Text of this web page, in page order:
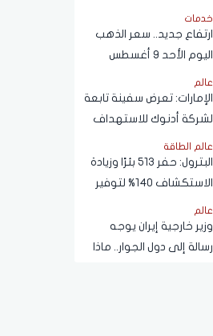
الأسود
خدمات
ارتفاع جديد.. سعر الذهب
اليوم الأحد 9 أغسطس
عالم
الإمارات: تعرض سفينة تابعة
لشركة أدنوك للاستهداف
هرمز اليوم
عالم الطاقة
البترول: حفر 513 بئرًا وزيادة
الاستكشاف 140% لتوفير
عالم
وزير خارجية إيران يوجه
رسالة إلى دول الجوار.. ماذا